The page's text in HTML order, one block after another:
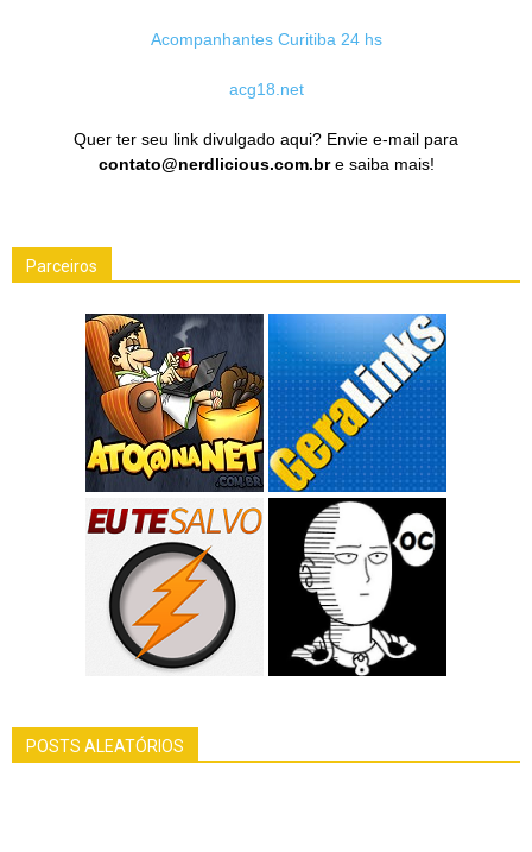
Acompanhantes Curitiba 24 hs
acg18.net
Quer ter seu link divulgado aqui? Envie e-mail para
contato@nerdlicious.com.bre saiba mais!
Parceiros
POSTS ALEATÓRIOS